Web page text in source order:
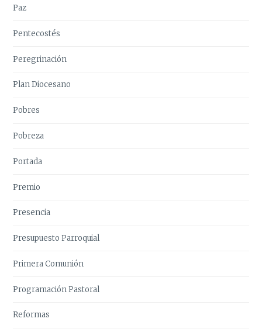
Paz
Pentecostés
Peregrinación
Plan Diocesano
Pobres
Pobreza
Portada
Premio
Presencia
Presupuesto Parroquial
Primera Comunión
Programación Pastoral
Reformas